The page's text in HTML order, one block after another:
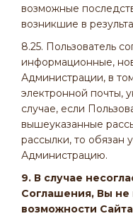
возможные
возникшие в
8.25. Пользователь
информационные,
Администрации, в
электронной почты,
случае, если
вышеуказанные
рассылки, то обязан
Администрацию.
9. В случае
Соглашения, Вы не
возможности